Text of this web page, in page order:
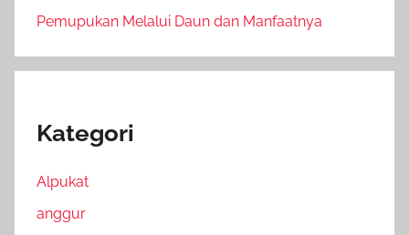
Pemupukan Melalui Daun dan Manfaatnya
Kategori
Alpukat
anggur